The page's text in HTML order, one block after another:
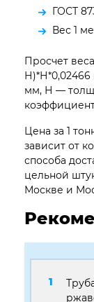
ГОСТ
Вес 1
Просчет
мм, Н —
Цена за 1
зависит от
способа
цельной
Москве и